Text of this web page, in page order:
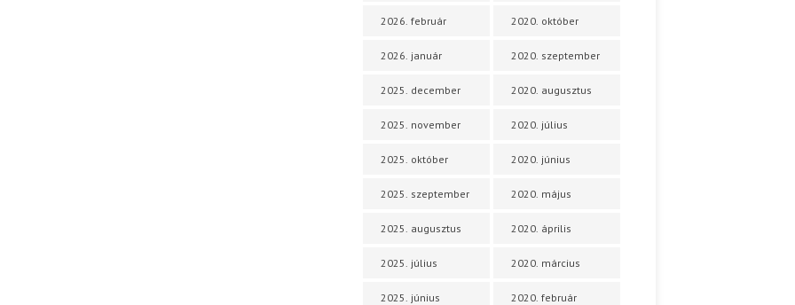
2026. február
2026. január
2025. december
2025. november
2025. október
2025. szeptember
2025. augusztus
2025. július
2025. június
2020. október
2020. szeptember
2020. augusztus
2020. július
2020. június
2020. május
2020. április
2020. március
2020. február